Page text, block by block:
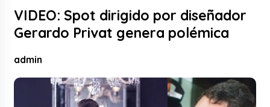
VIDEO: Spot dirigido por diseñador
Gerardo Privat genera polémica
admin